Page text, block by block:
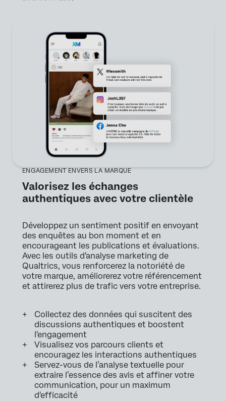
ENGAGEMENT ENVERS LA MARQUE
Valorisez les échanges
authentiques avec votre clientèle
Développez un sentiment positif en envoyant
des enquêtes au bon moment et en
encourageant les publications et évaluations.
Avec les outils d'analyse marketing de
Qualtrics, vous renforcerez la notoriété de
votre marque, améliorerez votre référencement
et attirerez plus de trafic vers votre entreprise.
Collectez des données qui suscitent des
discussions authentiques et boostent
l'engagement
Visualisez vos parcours clients et
encouragez les interactions authentiques
Servez-vous de l’analyse textuelle pour
extraire l’essence des avis et affiner votre
communication, pour un maximum
d'efficacité